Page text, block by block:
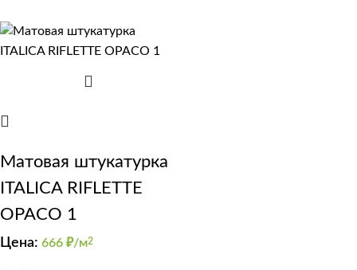
Матовая штукатурка
ITALICA RIFLETTE
OPACO 1
Цена: 666 ₽/м2